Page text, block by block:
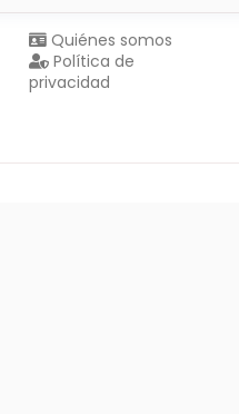
Quiénes somos
Política de
privacidad